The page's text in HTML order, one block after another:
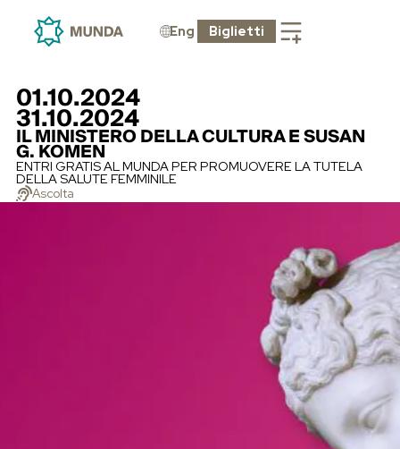
Eng Biglietti
01.10.2024
31.10.2024
IL MINISTERO DELLA CULTURA E SUSAN
G. KOMEN
ENTRI GRATIS AL MUNDA PER PROMUOVERE LA TUTELA
DELLA SALUTE FEMMINILE
Ascolta